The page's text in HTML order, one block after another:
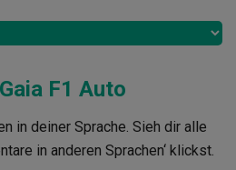
Gaia F1 Auto
in deiner Sprache. Sieh dir alle
in anderen Sprachen‘ klickst.